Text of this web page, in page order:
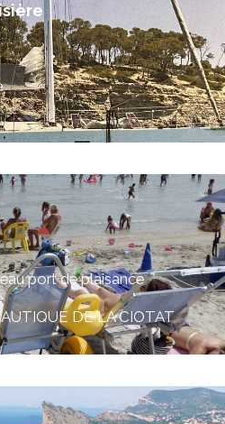
port de plaisance
DE LA CIOTAT